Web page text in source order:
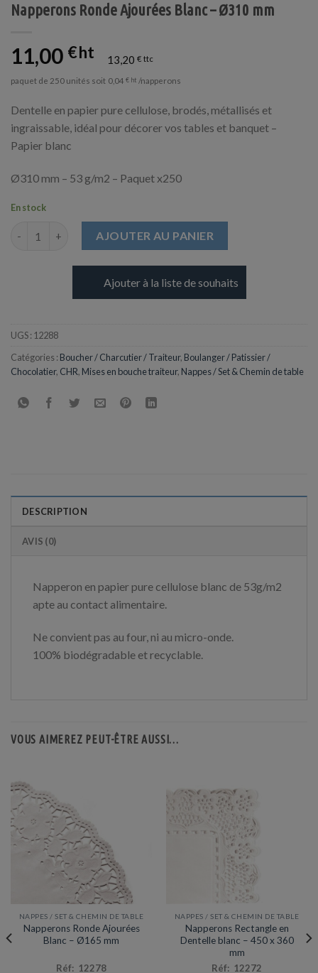
Napperons Ronde Ajourées Blanc – Ø310 mm
11,00 € 13,20 €
paquet de 250 unités soit 0,04 € /napperons
Dentelle en papier pure cellulose, brodés, métallisés et
ingraissable, idéal pour décorer vos tables et banquet –
Papier blanc
Ø310 mm – 53 g/m2 – Paquet x250
En stock
quantité de Napperons Ronde Ajourées Blanc - Ø310 mm
AJOUTER AU PANIER
Ajouter à la liste de souhaits
UGS : 12288
Catégories : Boucher / Charcutier / Traiteur, Boulanger / Patissier /
Chocolatier, CHR, Mises en bouche traiteur, Nappes / Set & Chemin de table
DESCRIPTION
AVIS (0)
Napperon en papier pure cellulose blanc de 53g/m2
apte au contact alimentaire.
Ne convient pas au four, ni au micro-onde.
100% biodégradable et recyclable.
VOUS AIMEREZ PEUT-ÊTRE AUSSI…
NAPPES / SET & CHEMIN DE TABLE
Napperons Ronde Ajourées
Blanc – Ø165 mm
Réf: 12278
NAPPES / SET & CHEMIN DE TABLE
Napperons Rectangle en
Dentelle blanc – 450 x 360
mm
Réf: 12272